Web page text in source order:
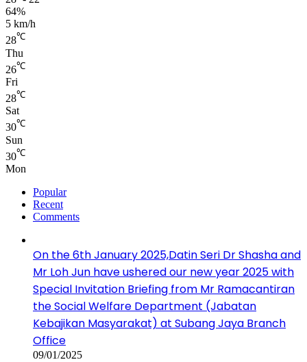
64%
5 km/h
28℃
Thu
26℃
Fri
28℃
Sat
30℃
Sun
30℃
Mon
Popular
Recent
Comments
On the 6th January 2025,Datin Seri Dr Shasha and
Mr Loh Jun have ushered our new year 2025 with
Special Invitation Briefing from Mr Ramacantiran
the Social Welfare Department (Jabatan
Kebajikan Masyarakat) at Subang Jaya Branch
Office
09/01/2025